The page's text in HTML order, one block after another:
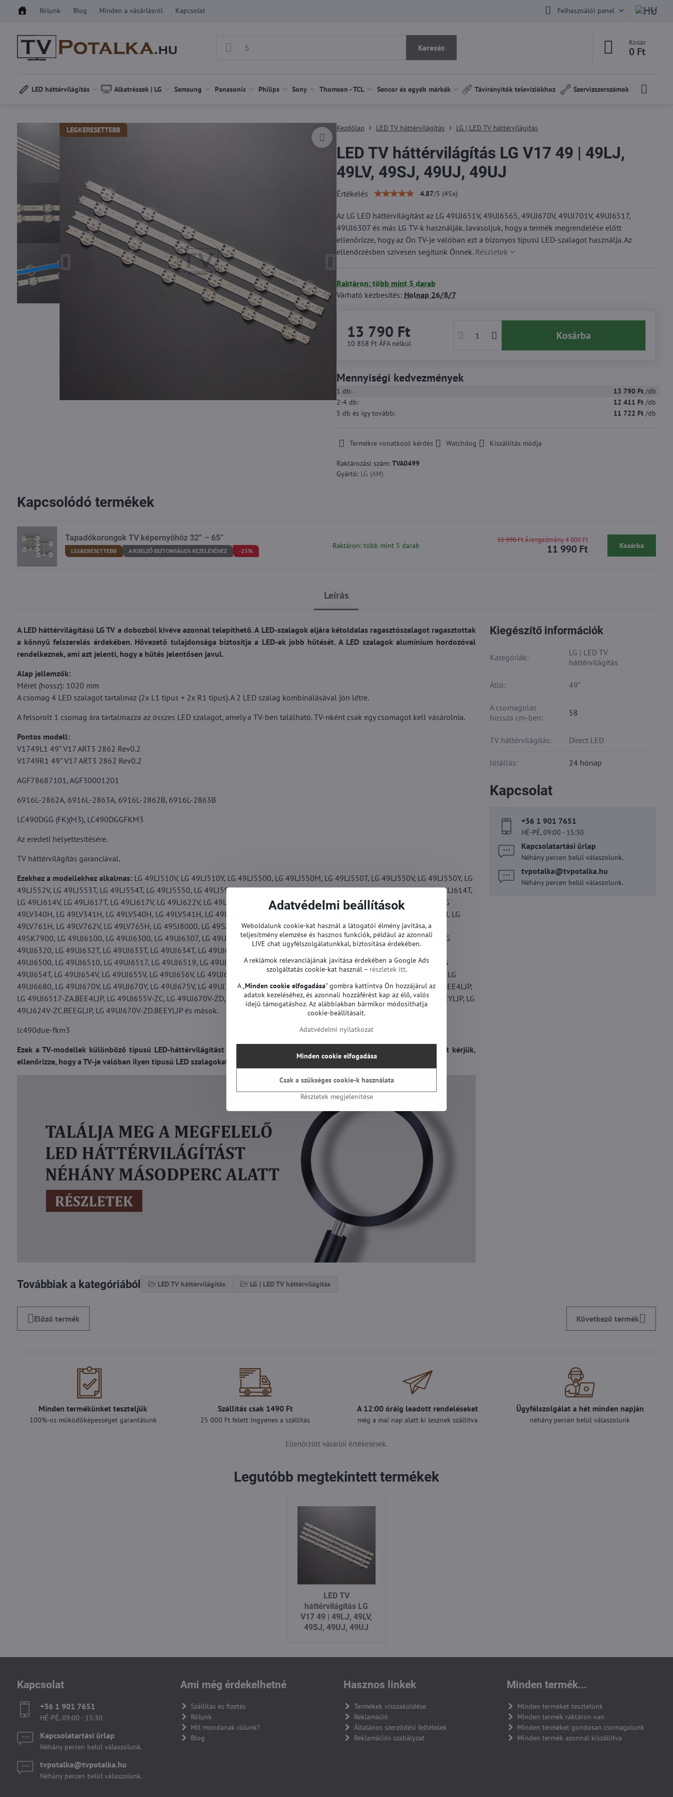
Rólunk Blog Minden a vásárlásról Kapcsolat Felhasználói panel
Keresés
Kosár
0 Ft
LED háttérvilágítás Alkatrészek | LG Samsung Panasonic Philips Sony Thomson - TCL Sencor és egyéb márkák Távirányítók televíziókhoz Szervizszerszámok
LEGKERESETTEBB Kezdőlap LED TV háttérvilágítás LG | LED TV háttérvilágítás
LED TV háttérvilágítás LG V17 49 | 49LJ,
49LV, 49SJ, 49UJ, 49UJ
Értékelés 4.87/5 (45x)
Az LG LED háttérvilágítást az LG 49UJ651V, 49UJ6565, 49UJ670V, 49UJ701V, 49UJ6517,
49UJ6307 és más LG TV-k használják. Javasoljuk, hogy a termék megrendelése előtt
ellenőrizze, hogy az Ön TV-je valóban ezt a bizonyos típusú LED-szalagot használja. Az
ellenőrzésben szívesen segítünk Önnek. Részletek
Raktáron: több mint 5 darab
Várható kézbesítés: Holnap 26/8/7
13 790 Ft
10 858 Ft ÁFA nélkül
Kosárba
Mennyiségi kedvezmények
1 db: 13 790 Ft /db
2-4db: 12 411 Ft /db
5 db és így tovább: 11 722 Ft /db
Termékre vonatkozó kérdés Watchdog Kiszállítás módja
Raktározási szám: TVA0499
Gyártó: LG (AM)
Leírás
A LED háttérvilágítású LG TV a dobozból kivéve azonnal telepíthető. A LED-szalagok aljára kétoldalas ragasztószalagot ragasztottak
a könnyű felszerelés érdekében. Hővezető tulajdonsága biztosítja a LED-ek jobb hűtését. A LED szalagok alumínium hordozóval
rendelkeznek, ami azt jelenti, hogy a hűtés jelentősen javul.
Alap jellemzők:
Méret (hossz): 1020 mm
A csomag 4 LED szalagot tartalmaz (2x L1 típus + 2x R1 típus). A 2 LED szalag kombinálásával jön létre.
A felsorolt 1 csomag ára tartalmazza az összes LED szalagot, amely a TV-ben található. TV-nként csak egy csomagot kell vásárolnia.
Pontos modell:
V1749L1 49" V17 ART3 2862 Rev0.2
V1749R1 49" V17 ART3 2862 Rev0.2
AGF78687101, AGF30001201
6916L-2862A, 6916L-2863A, 6916L-2862B, 6916L-2863B
LC490DGG (FK)(M3), LC490DGGFKM3
Az eredeti helyettesítésére.
TV háttérvilágítás garanciával.
Ezekhez a modellekhez alkalmas:LG 49LJ510V, LG 49LJ510Y, LG 49LJ5500, LG 49LJ550M, LG 49LJ550T, LG 49LJ550V, LG 49LJ550Y, LG
49LJ552V, LG 49LJ553T, LG 49LJ554T, LG 49LJ5550, LG 49LJ594V, LG 49LJ595V, LG 49LJ610V, LG 49LJ610Y, LG 49LJ6140, LG 49LJ614T,
LG 49LJ614V, LG 49LJ617T, LG 49LJ617V, LG 49LJ622V, LG 49LJ624V, LG 49LJ6400, LG 49LJ6420, LG 49LJ6800, LG 49LV340C, LG
49LV340H, LG 49LV341H, LG 49LV540H, LG 49LV541H, LG 49LV560H, LG 49LV570H, LG 49LV640S, LG 49LV661H, LG 49LV751H, LG
49LV761H, LG 49LV762V, LG 49LV765H, LG 49SJ8000, LG 49SJ800T, LG 49SJ800V, LG 49SJ800Y, LG 49SJ8109, LG 49SJ810V, LG
49SK7900, LG 49UJ6100, LG 49UJ6300, LG 49UJ6307, LG 49UJ6309, LG 49UJ630A, LG 49UJ630T, LG 49UJ630V, LG 49UJ630Y, LG
49UJ6320, LG 49UJ632T, LG 49UJ633T, LG 49UJ634T, LG 49UJ634V, LG 49UJ6350, LG 49UJ635T, LG 49UJ635V, LG 49UJ639V, LG
49UJ6500, LG 49UJ6510, LG 49UJ6517, LG 49UJ6519, LG 49UJ651T, LG 49UJ651V, LG 49UJ6520, LG 49UJ6525, LG 49UJ652T, LG
49UJ654T, LG 49UJ654V, LG 49UJ655V, LG 49UJ656V, LG 49UJ6560, LG 49UJ656565, LG 49UJ656T, LG 49UJ6600, LG 49UJ6620, LG
49UJ6680, LG 49UJ670V, LG 49UJ670Y, LG 49UJ675V, LG 49UJ701V, LG 49UV340C, LG 49LJ624V-ZC.BEEYLJP, LG 49UJ701V-ZC.BEE4LJP,
LG 49UJ6517-ZA.BEE4LJP, LG 49UJ655V-ZC, LG 49UJ670V-ZD, LG 49LV340C-ZC, LG 49UJ651V-ZA.BEU4LJP, LG 49LJ614V-ZA.BEEYLJP, LG
49LJ624V-ZC.BEEGLJP, LG 49UJ670V-ZD.BEEYLJP és mások.
lc490due-fkm3
Ezek a TV-modellek különböző típusú LED-háttérvilágítást használhatnak (különböző számú LED stb.). Megrendelés előtt kérjük,
ellenőrizze, hogy a TV-je valóban ilyen típusú LED szalagokat tartalmazz-e.
Továbbiak a kategóriából LED TV háttérvilágítás LG | LED TV háttérvilágítás
Kiegészítő információk
Kategóriák:
LG | LED TV
háttérvilágítás
Átló: 49"
A csomagolás
hossza cm-ben:
58
TV háttérvilágítás: Direct LED
Jótállás: 24 hónap
Kapcsolat
+36 1 901 7651
HÉ-PÉ, 09:00 - 15:30
Kapcsolatartási űrlap
Néhány percen belül válaszolunk.
tvpotalka​@tvpotalka​.hu
Néhány percen belül válaszolunk.
Előző termék Következő termék
Kapcsolódó termékek
Tapadókorongok TV képernyőhöz 32” – 65”
LEGKERESETTEBB A KIJELZŐ BIZTONSÁGOS KEZELÉSÉHEZ -25%
Raktáron: több mint 5 darab 11 990 Ft
15 990 Ft Árengedmény 4 000 Ft
Kosárba
Minden termékünket teszteljük
100%-os működőképességet garantálunk
Szállítás csak 1490 Ft
25 000 Ft felett ingyenes a szállítás
A 12:00 óráig leadott rendeléseket
még a mai nap alatt ki lesznek szállítva
Ügyfélszolgálat a hét minden napján
néhány percen belül válaszolunk
Ellenőrzött vásárlói értékelések.
Legutóbb megtekintett termékek
LED TV
háttérvilágítás LG
V17 49 | 49LJ, 49LV,
49SJ, 49UJ, 49UJ
Kapcsolat
+36 1 901 7651
HÉ-PÉ, 09:00 - 15:30
Kapcsolatartási űrlap
Néhány percen belül válaszolunk.
tvpotalka​@tvpotalka​.hu
Néhány percen belül válaszolunk.
Ami még érdekelhetné
Szállítás és fizetés
Rólunk
Mit mondanak rólunk?
Blog
Hasznos linkek
Termékek visszaküldése
Reklamáció
Általános szerződési feltételek
Reklamációs szabályzat
Minden termék...
Minden terméket tesztelünk
Minden termék raktáron van
Minden terméket gondosan csomagolunk
Minden termék azonnal kiszállítva
Adatvédelmi beállítások
Weboldalunk cookie-kat használ a látogatói élmény javítása, a
teljesítmény elemzése és hasznos funkciók, például az azonnali
LIVE chat ügyfélszolgálatunkkal, biztosítása érdekében.
A reklámok relevanciájának javítása érdekében a Google Ads
szolgáltatás cookie-kat használ – részletek itt.
A „Minden cookie elfogadása" gombra kattintva Ön hozzájárul az
adatok kezeléséhez, és azonnali hozzáférést kap az élő, valós
idejű támogatáshoz. Az alábbiakban bármikor módosíthatja
cookie-beállításait.
Adatvédelmi nyilatkozat
Részletek megjelenítése
Minden cookie elfogadása
Csak a szükséges cookie-k használata